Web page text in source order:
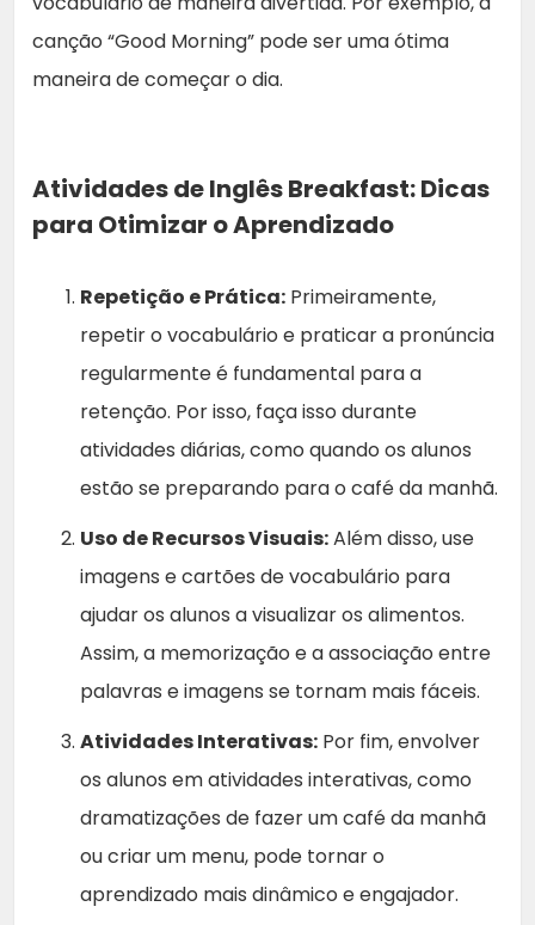
canção “Good Morning” pode ser uma ótima
maneira de começar o dia.
Atividades de Inglês Breakfast:Dicas
para Otimizar o Aprendizado
Repetição e Prática: Primeiramente,
repetir o vocabulário e praticar a pronúncia
regularmente é fundamental para a
retenção. Por isso, faça isso durante
atividades diárias, como quando os alunos
estão se preparando para o café da manhã.
Uso de Recursos Visuais:Além disso, use
imagens e cartões de vocabulário para
ajudar os alunos a visualizar os alimentos.
Assim, a memorização e a associação entre
palavras e imagens se tornam mais fáceis.
Atividades Interativas: Por fim, envolver
os alunos em atividades interativas, como
dramatizações de fazer um café da manhã
ou criar um menu, pode tornar o
aprendizado mais dinâmico e engajador.